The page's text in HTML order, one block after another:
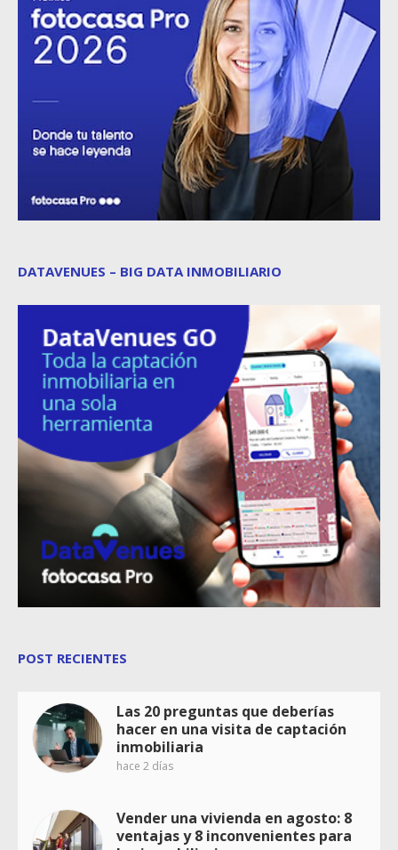
DATAVENUES – BIG DATA INMOBILIARIO
POST RECIENTES
Las 20 preguntas que deberías
hacer en una visita de captación
inmobiliaria
hace 2 días
Vender una vivienda en agosto: 8
ventajas y 8 inconvenientes para